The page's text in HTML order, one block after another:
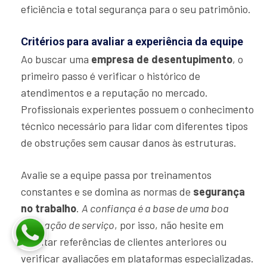
eficiência e total segurança para o seu patrimônio.
Critérios para avaliar a experiência da equipe
Ao buscar uma empresa de desentupimento, o
primeiro passo é verificar o histórico de
atendimentos e a reputação no mercado.
Profissionais experientes possuem o conhecimento
técnico necessário para lidar com diferentes tipos
de obstruções sem causar danos às estruturas.
Avalie se a equipe passa por treinamentos
constantes e se domina as normas de segurança
no trabalho. A confiança é a base de uma boa
prestação de serviço, por isso, não hesite em
solicitar referências de clientes anteriores ou
verificar avaliações em plataformas especializadas.